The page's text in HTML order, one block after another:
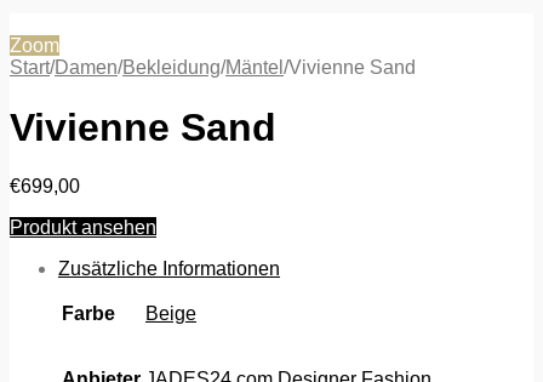
Zoom
Start/Damen/Bekleidung/Mäntel /Vivienne Sand
Vivienne Sand
€699,00
Produkt ansehen
Zusätzliche Informationen
Farbe Beige